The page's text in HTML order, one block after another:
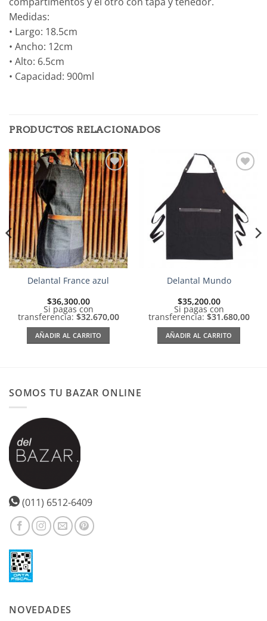
Medidas:
• Largo: 18.5cm
• Ancho: 12cm
• Alto: 6.5cm
• Capacidad: 900ml
PRODUCTOS RELACIONADOS
Añadir
a la
lista de
deseos
Delantal France azul
$36,300.00
Si pagas con
transferencia: $32.670,00
AÑADIR AL CARRITO
lista de
deseos
Delantal Mundo
$35,200.00
Si pagas con
transferencia: $31.680,00
AÑADIR AL CARRITO
SOMOS TU BAZAR ONLINE
(011) 6512-6409
NOVEDADES